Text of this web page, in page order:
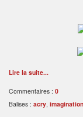
Lire la suite...
Commentaires : 0
Balises : acry, imagination